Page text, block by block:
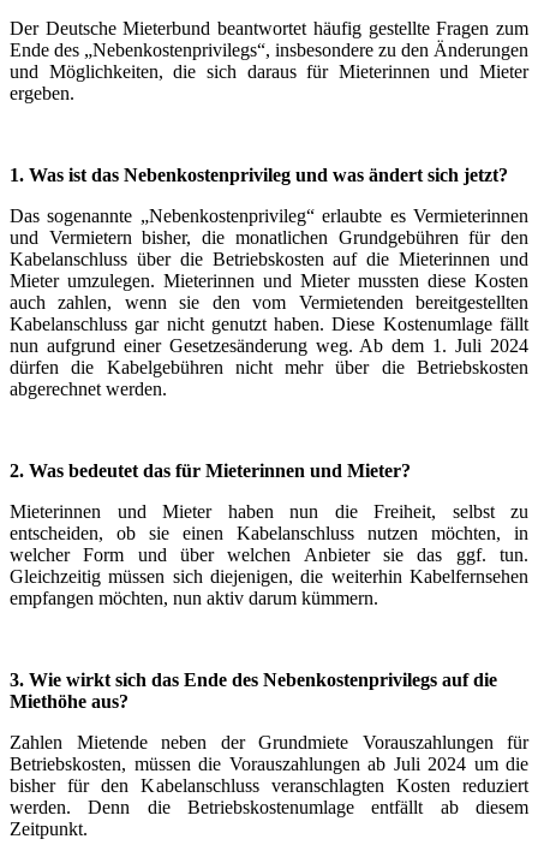
Der Deutsche Mieterbund beantwortet häufig gestellte Fragen zum
Ende des „Nebenkostenprivilegs“, insbesondere zu den Änderungen
und Möglichkeiten, die sich daraus für Mieterinnen und Mieter
ergeben.
1. Was ist das Nebenkostenprivileg und was ändert sich jetzt?
Das sogenannte „Nebenkostenprivileg“ erlaubte es Vermieterinnen
und Vermietern bisher, die monatlichen Grundgebühren für den
Kabelanschluss über die Betriebskosten auf die Mieterinnen und
Mieter umzulegen. Mieterinnen und Mieter mussten diese Kosten
auch zahlen, wenn sie den vom Vermietenden bereitgestellten
Kabelanschluss gar nicht genutzt haben. Diese Kostenumlage fällt
nun aufgrund einer Gesetzesänderung weg. Ab dem 1. Juli 2024
dürfen die Kabelgebühren nicht mehr über die Betriebskosten
abgerechnet werden.
2. Was bedeutet das für Mieterinnen und Mieter?
Mieterinnen und Mieter haben nun die Freiheit, selbst zu
entscheiden, ob sie einen Kabelanschluss nutzen möchten, in
welcher Form und über welchen Anbieter sie das ggf. tun.
Gleichzeitig müssen sich diejenigen, die weiterhin Kabelfernsehen
empfangen möchten, nun aktiv darum kümmern.
3. Wie wirkt sich das Ende des Nebenkostenprivilegs auf die
Miethöhe aus?
Zahlen Mietende neben der Grundmiete Vorauszahlungen für
Betriebskosten, müssen die Vorauszahlungen ab Juli 2024 um die
bisher für den Kabelanschluss veranschlagten Kosten reduziert
werden. Denn die Betriebskostenumlage entfällt ab diesem
Zeitpunkt.